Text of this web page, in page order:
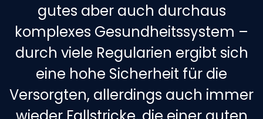
gutes aber auch durchaus
komplexes Gesundheitssystem –
durch viele Regularien ergibt sich
eine hohe Sicherheit für die
Versorgten, allerdings auch immer